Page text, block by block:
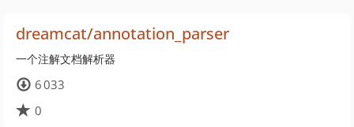
dreamcat/annotation_parser
一个注解文档解析器
6 033
0